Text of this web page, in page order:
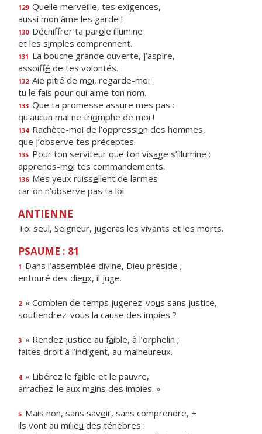
129 Quelle merveille, tes exigences,
aussi mon âme les garde !
130 Déchiffrer ta parole illumine
et les simples comprennent.
131 La bouche grande ouverte, j’aspire,
assoiffé de tes volontés.
132 Aie pitié de moi, regarde-moi :
tu le fais pour qui aime ton nom.
133 Que ta promesse assure mes pas :
qu’aucun mal ne triomphe de moi !
134 Rachète-moi de l’oppression des hommes,
que j’observe tes préceptes.
135 Pour ton serviteur que ton visage s’illumine :
apprends-moi tes commandements.
136 Mes yeux ruissellent de larmes
car on n’observe pas ta loi.
ANTIENNE
Toi seul, Seigneur, jugeras les vivants et les morts.
PSAUME : 81
1 Dans l’assemblée divine, Dieu préside ;
entouré des dieux, il juge.
2 « Combien de temps jugerez-vous sans justice,
soutiendrez-vous la cause des impies ?
3 « Rendez justice au faible, à l’orphelin ;
faites droit à l’indigent, au malheureux.
4 « Libérez le faible et le pauvre,
arrachez-le aux mains des impies. »
5 Mais non, sans savoir, sans comprendre, +
ils vont au milieu des ténèbres :